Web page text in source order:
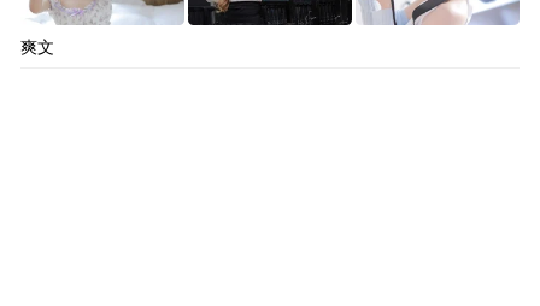
爽文